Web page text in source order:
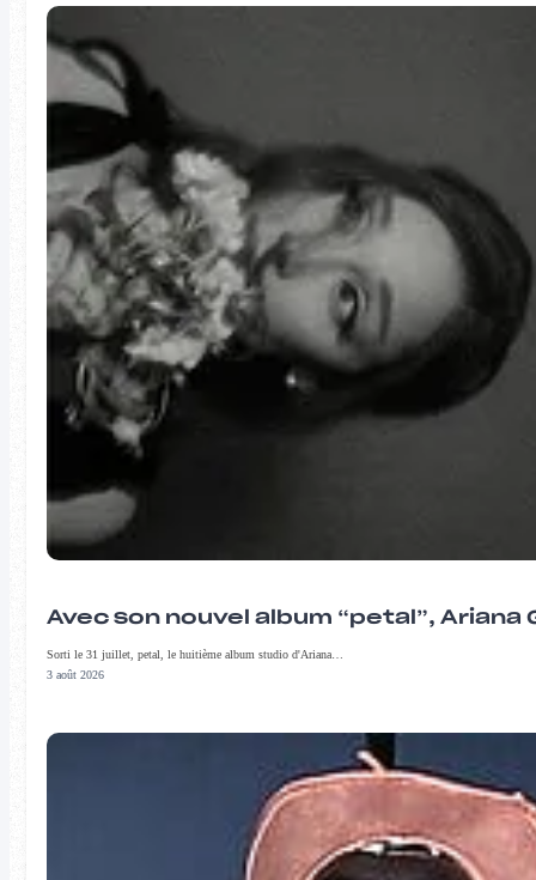
Avec son nouvel album “petal”,
Sorti le 31 juillet, petal, le huitième album studio d'Ariana…
3 août 2026